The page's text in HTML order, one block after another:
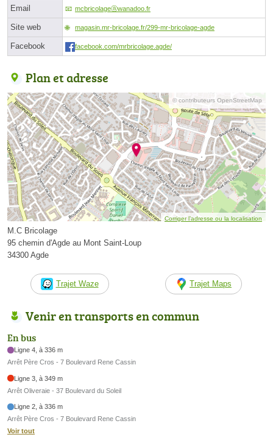
Email mcbricolageⓐwanadoo.fr
Site web magasin.mr-bricolage.fr/299-mr-bricolage-agde
Facebook facebook.com/mrbricolage.agde/
Plan et adresse
© contributeurs OpenStreetMap
Corriger l’adresse ou la localisation
M.C Bricolage
95 chemin d'Agde au Mont Saint-Loup
34300 Agde
Trajet Waze Trajet Maps
Venir en transports en commun
En bus
Ligne 4, à 336 m
Arrêt Père Cros - 7 Boulevard Rene Cassin
Ligne 3, à 349 m
Arrêt Oliveraie - 37 Boulevard du Soleil
Ligne 2, à 336 m
Arrêt Père Cros - 7 Boulevard Rene Cassin
Voir tout